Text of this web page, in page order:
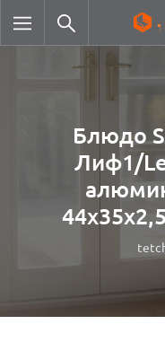
Блюдо
Лиф1/